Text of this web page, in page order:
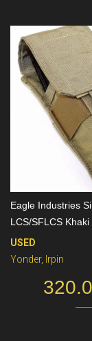
Eagle Industries
LCS/SFLCS Khaki
USED
Yonder, Irpin